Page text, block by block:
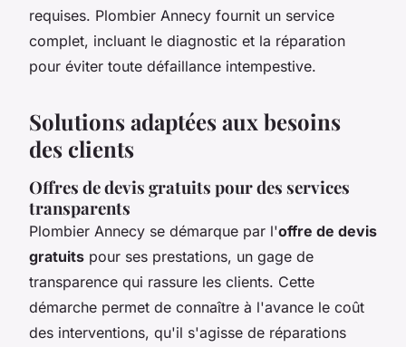
requises. Plombier Annecy fournit un service
complet, incluant le diagnostic et la réparation
pour éviter toute défaillance intempestive.
Solutions adaptées aux besoins
des clients
Offres de devis gratuits pour des services
transparents
Plombier Annecy se démarque par l'offre de devis
gratuits pour ses prestations, un gage de
transparence qui rassure les clients. Cette
démarche permet de connaître à l'avance le coût
des interventions, qu'il s'agisse de réparations